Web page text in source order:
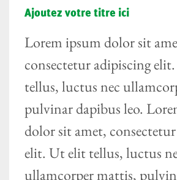
Ajoutez votre titre ici
Lorem ipsum dolor sit
consectetur adipiscing
tellus, luctus nec
pulvinar dapibus leo.
dolor sit amet,
elit. Ut elit tellus, luctus
ullamcorper mattis,